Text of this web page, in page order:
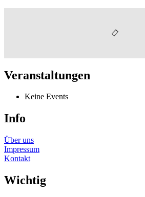
Veranstaltungen
Keine Events
Info
Über uns
Impressum
Kontakt
Wichtig